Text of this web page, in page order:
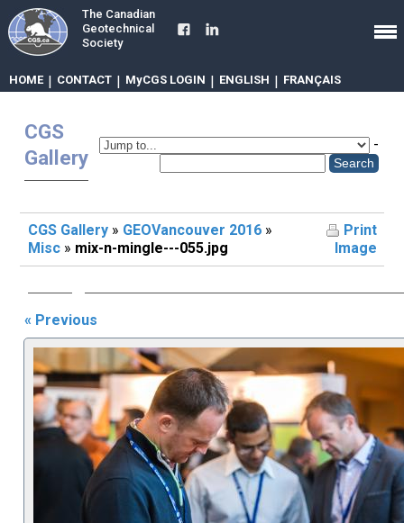
The Canadian
Geotechnical
Society
HOME | CONTACT | MyCGS LOGIN | ENGLISH | FRANÇAIS
CGS
Gallery
-
CGS Gallery » GEOVancouver 2016 »
Misc » mix-n-mingle---055.jpg
Print
Image
« Previous